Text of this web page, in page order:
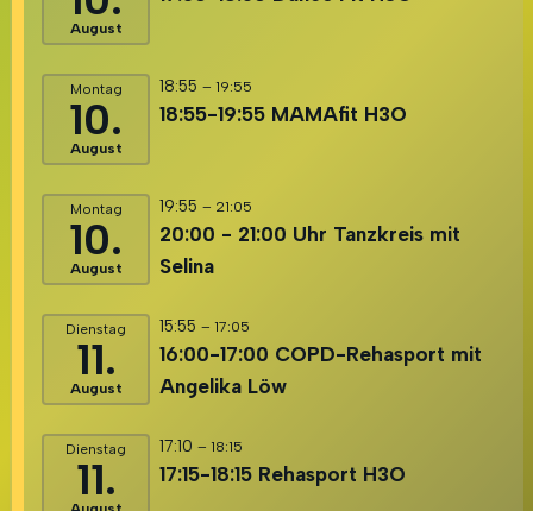
August
Montag
10.
August
18:55 – 19:55
18:55-19:55 MAMAfit H3O
Montag
10.
August
19:55 – 21:05
20:00 - 21:00 Uhr Tanzkreis mit
Selina
Dienstag
11.
August
15:55 – 17:05
16:00-17:00 COPD-Rehasport mit
Angelika Löw
Dienstag
11.
17:10 – 18:15
17:15-18:15 Rehasport H3O